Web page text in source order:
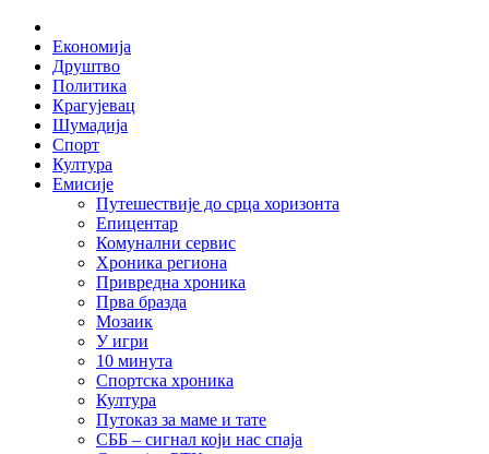
Skip
content
Економија
Друштво
Политика
Крагујевац
Шумадија
Спорт
Култура
Емисије
Путешествије до срца хоризонта
Епицентар
Комунални сервис
Хроника региона
Привредна хроника
Прва бразда
Мозаик
У игри
10 минута
Спортска хроника
Култура
Путоказ за маме и тате
СББ – сигнал који нас спаја